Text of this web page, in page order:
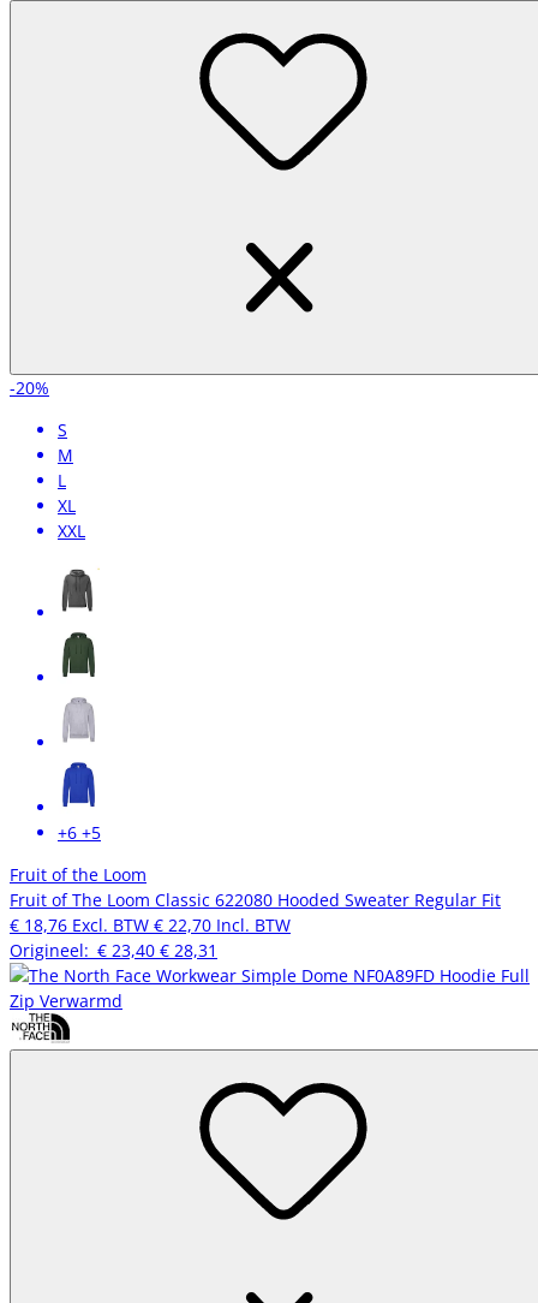
-20%
S
M
L
XL
XXL
+6 +5
Fruit of the Loom
Fruit of The Loom Classic 622080 Hooded Sweater Regular Fit
€ 18,76 Excl. BTW € 22,70 Incl. BTW
Origineel: € 23,40 € 28,31